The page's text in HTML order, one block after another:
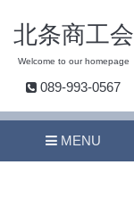
北条商工会
Welcome to our homepage
089-993-0567
MENU